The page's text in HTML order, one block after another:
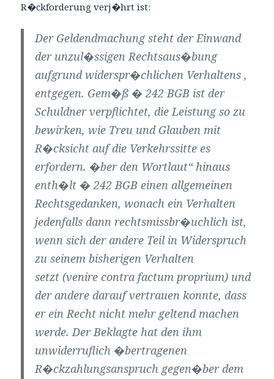
R�ckforderung verj�hrt ist:
Der Geldendmachung steht der Einwand
der unzul�ssigen Rechtsaus�bung
aufgrund widerspr�chlichen Verhaltens ,
entgegen. Gem�ß � 242 BGB ist der
Schuldner verpflichtet, die Leistung so zu
bewirken, wie Treu und Glauben mit
R�cksicht auf die Verkehrssitte es
erfordern. �ber den Wortlaut“ hinaus
enth�lt � 242 BGB einen allgemeinen
Rechtsgedanken, wonach ein Verhalten
jedenfalls dann rechtsmissbr�uchlich ist,
wenn sich der andere Teil in Widerspruch
zu seinem bisherigen Verhalten
setzt (venire contra factum proprium) und
der andere darauf vertrauen konnte, dass
er ein Recht nicht mehr geltend machen
werde. Der Beklagte hat den ihm
unwiderruflich �bertragenen
R�ckzahlungsanspruch gegen�ber dem